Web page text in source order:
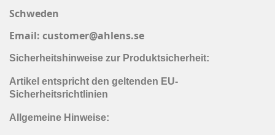
Schweden
Email: customer@ahlens.se
Sicherheitshinweise zur Produktsicherheit:
Artikel entspricht den geltenden EU-
Sicherheitsrichtlinien
Allgemeine Hinweise: